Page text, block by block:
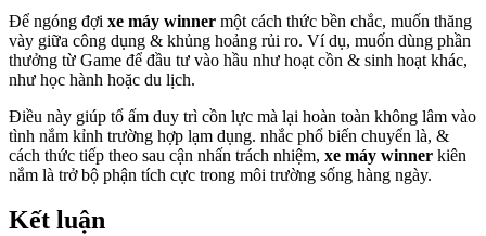
Để ngóng đợi xe máy winner một cách thức bền chắc, muốn thăng
vày giữa công dụng & khủng hoảng rủi ro. Ví dụ, muốn dùng phần
thưởng từ Game để đầu tư vào hầu như hoạt cồn & sinh hoạt khác,
như học hành hoặc du lịch.
Điều này giúp tổ ấm duy trì cồn lực mà lại hoàn toàn không lâm vào
tình nắm kỉnh trường hợp lạm dụng. nhắc phổ biến chuyển là, &
cách thức tiếp theo sau cận nhấn trách nhiệm, xe máy winner kiên
nắm là trở bộ phận tích cực trong môi trường sống hàng ngày.
Kết luận